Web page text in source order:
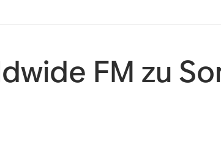
FM zu